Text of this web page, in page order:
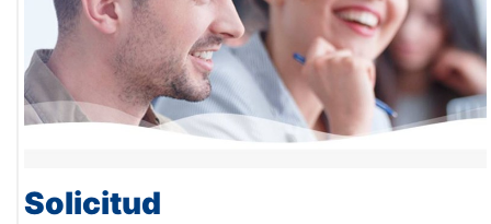
Solicitud